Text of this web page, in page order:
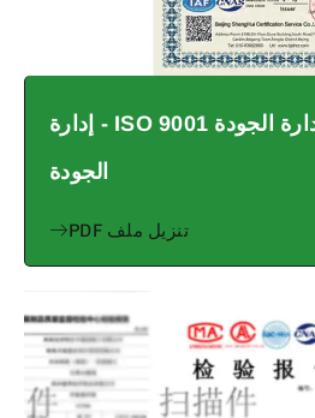
ISO 9001 - إدارة الجودة ISO 9001 - إدارة
الجودة
تنزيل ملف PDF